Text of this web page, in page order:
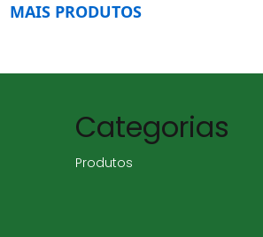
MAIS PRODUTOS
Categorias
Produtos